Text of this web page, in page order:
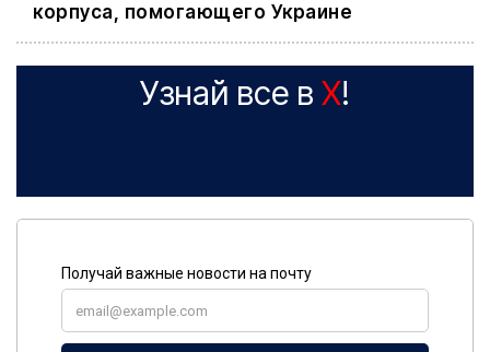
корпуса, помогающего Украине
Узнай все в X!